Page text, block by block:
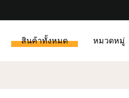
สินค้าทั้งหมด หมวดหมู่